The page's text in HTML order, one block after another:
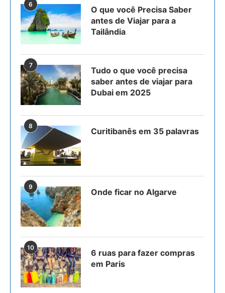
6
O que você Precisa Saber
antes de Viajar para a
Tailândia
7
Tudo o que você precisa
saber antes de viajar para
Dubai em 2025
8
Curitibanês em 35 palavras
9
Onde ficar no Algarve
10
6 ruas para fazer compras
em Paris